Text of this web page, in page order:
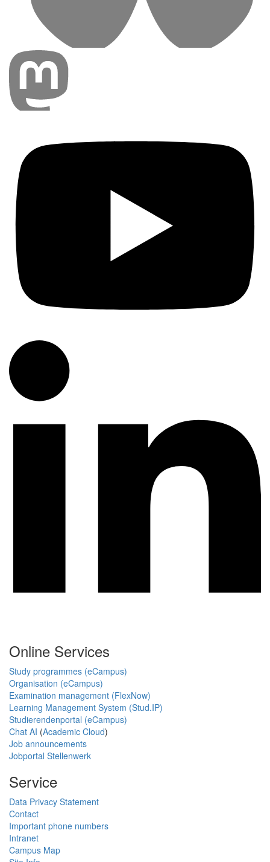
Online Services
Study programmes (eCampus)
Organisation (eCampus)
Examination management (FlexNow)
Learning Management System (Stud.IP)
Studierendenportal (eCampus)
Chat AI (Academic Cloud)
Job announcements
Jobportal Stellenwerk
Service
Data Privacy Statement
Contact
Important phone numbers
Intranet
Campus Map